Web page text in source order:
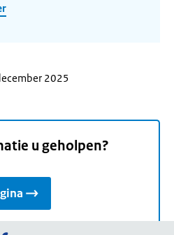
2025
u geholpen?